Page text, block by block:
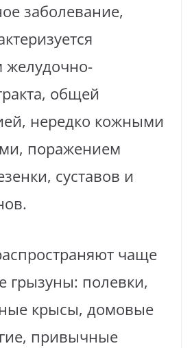
заболевание,
общей
нередко кожными
поражением
суставов и
чаще
грызуны: полевки,
крысы, домовые
привычные